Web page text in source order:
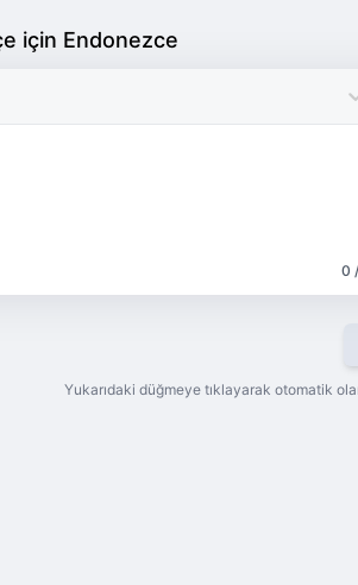
için Endonezce
0
Yukarıdaki düğmeye tıklayarak otomatik